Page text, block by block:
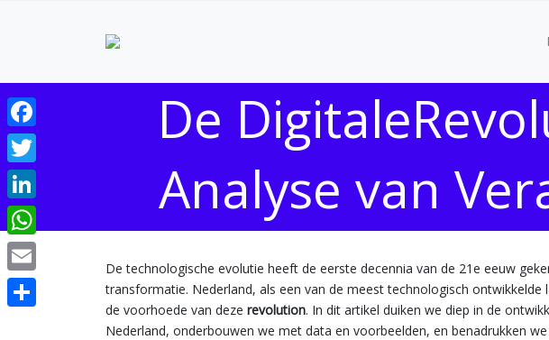
De
Analyse van
De technologische evolutie heeft de eerste decennia van de 21e eeuw
transformatie. Nederland, als een van de meest technologisch ontwikkelde
de voorhoede van deze revolution. In dit artikel duiken we diep in de
Nederland, onderbouwen we met data en voorbeelden, en benadrukken
Facebook
Twitter
LinkedIn
WhatsApp
Email